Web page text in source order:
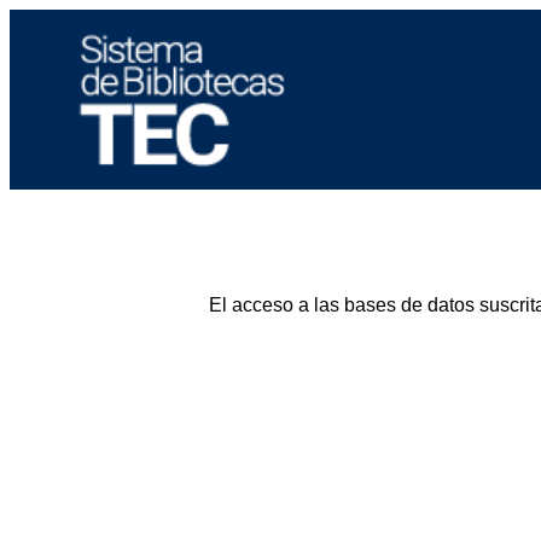
El acceso a las bases de datos